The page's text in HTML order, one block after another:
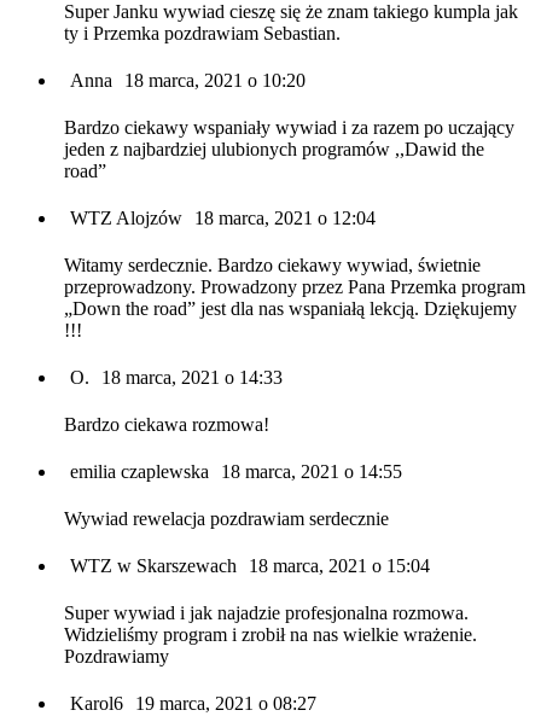
Super Janku wywiad cieszę się że znam takiego kumpla jak
ty i Przemka pozdrawiam Sebastian.
Anna 18 marca, 2021 o 10:20
Bardzo ciekawy wspaniały wywiad i za razem po uczający
jeden z najbardziej ulubionych programów ,,Dawid the
road”
WTZ Alojzów 18 marca, 2021 o 12:04
Witamy serdecznie. Bardzo ciekawy wywiad, świetnie
przeprowadzony. Prowadzony przez Pana Przemka program
„Down the road” jest dla nas wspaniałą lekcją. Dziękujemy
!!!
O. 18 marca, 2021 o 14:33
Bardzo ciekawa rozmowa!
emilia czaplewska 18 marca, 2021 o 14:55
Wywiad rewelacja pozdrawiam serdecznie
WTZ w Skarszewach 18 marca, 2021 o 15:04
Super wywiad i jak najadzie profesjonalna rozmowa.
Widzieliśmy program i zrobił na nas wielkie wrażenie.
Pozdrawiamy
Karol6 19 marca, 2021 o 08:27